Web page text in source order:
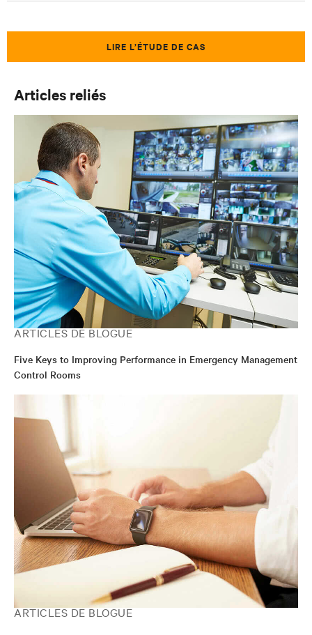
LIRE L’ÉTUDE DE CAS
Articles reliés
ARTICLES DE BLOGUE
Five Keys to Improving Performance in Emergency Management
Control Rooms
ARTICLES DE BLOGUE